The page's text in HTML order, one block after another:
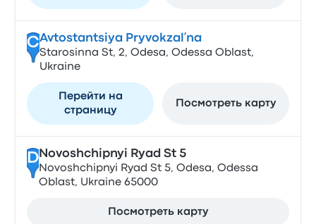
CAvtostantsiya Pryvokzalʹna
Starosinna St, 2, Odesa, Odessa Oblast,
Ukraine
Перейти на
страницу
Посмотреть карту
DNovoshchipnyi Ryad St 5
Novoshchipnyi Ryad St 5, Odesa, Odessa
Oblast, Ukraine 65000
Посмотреть карту